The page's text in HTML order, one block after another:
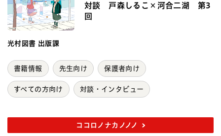
対談 戸森しるこ×河合二湖 第3
回
光村図書 出版課
書籍情報 先生向け 保護者向け
すべての方向け 対談・インタビュー
ココロノナカノノノ